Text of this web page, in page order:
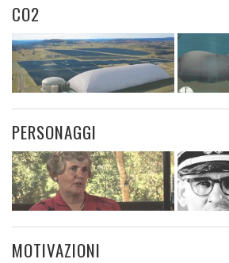
CO2
PERSONAGGI
MOTIVAZIONI